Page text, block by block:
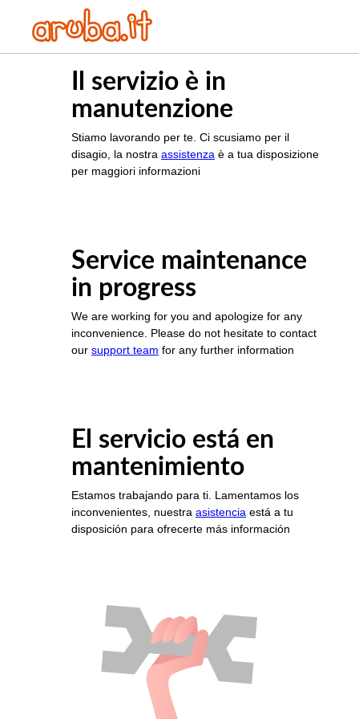
Il servizio è in
manutenzione
Stiamo lavorando per te. Ci scusiamo per il
disagio, la nostra assistenza è a tua disposizione
per maggiori informazioni
Service maintenance
in progress
We are working for you and apologize for any
inconvenience. Please do not hesitate to contact
our support team for any further information
El servicio está en
mantenimiento
Estamos trabajando para ti. Lamentamos los
inconvenientes, nuestra asistencia está a tu
disposición para ofrecerte más información